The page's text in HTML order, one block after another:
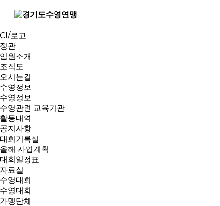
인사말
CI/로고
정관
임원소개
조직도
오시는길
수영정보
수영정보
수영관련 교육기관
활동내역
공지사항
대회기록실
올해 사업계획
대회일정표
자료실
수영대회
수영대회
가맹단체